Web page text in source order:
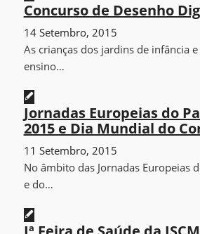
Concurso de Desenho
14 Setembro, 2015
As crianças dos jardins de infância
ensino…
Jornadas Europeias do
2015 e Dia Mundial do
11 Setembro, 2015
No âmbito das Jornadas Europeias
e do…